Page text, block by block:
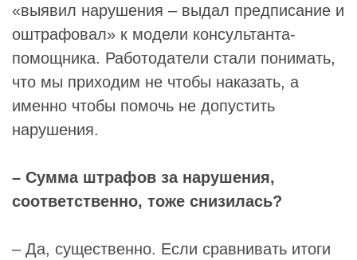
«выявил нарушения – выдал предписание и
оштрафовал» к модели консультанта-
помощника. Работодатели стали понимать,
что мы приходим не чтобы наказать, а
именно чтобы помочь не допустить
нарушения.
– Сумма штрафов за нарушения,
соответственно, тоже снизилась?
– Да, существенно. Если сравнивать итоги